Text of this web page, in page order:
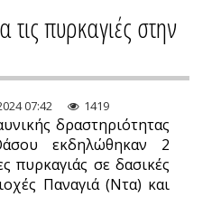
πυρκαγιές στην
07:42 1419
δραστηριότητας
εκδηλώθηκαν 2
πυρκαγιάς σε δασικές
Παναγιά (Ντα) και